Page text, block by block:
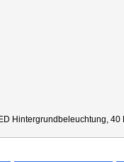
Hintergrundbeleuchtung,